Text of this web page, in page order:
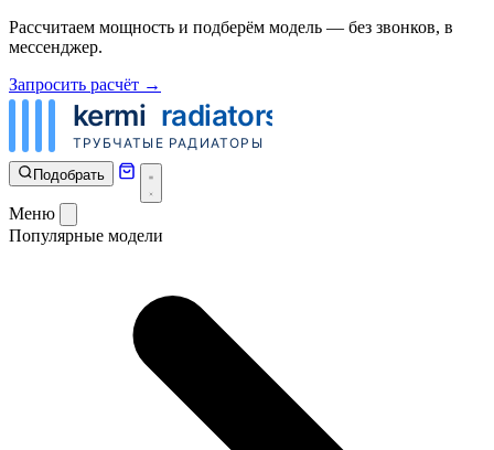
Рассчитаем мощность и подберём модель — без звонков, в
мессенджер.
Запросить расчёт →
Подобрать
Меню
Популярные модели